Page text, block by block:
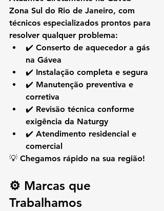
Zona Sul do Rio de Janeiro, com
técnicos especializados prontos para
resolver qualquer problema:
✔️ Conserto de aquecedor a gás
na Gávea
✔️ Instalação completa e segura
✔️ Manutenção preventiva e
corretiva
✔️ Revisão técnica conforme
exigência da Naturgy
✔️ Atendimento residencial e
comercial
💡 Chegamos rápido na sua região!
⚙️ Marcas que
Trabalhamos